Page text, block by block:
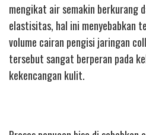
mengikat air semakin berkurang
elastisitas, hal ini menyebabkan
volume cairan pengisi jaringan
tersebut sangat berperan pada
kekencangan kulit.